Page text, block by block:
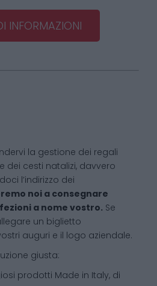
INFORMAZIONI
la gestione dei regali
dei cesti natalizi, davvero
l’indirizzo dei
noi a consegnare
a nome vostro. Se
un biglietto
auguri e il logo aziendale.
giusta:
prodotti Made in Italy, di